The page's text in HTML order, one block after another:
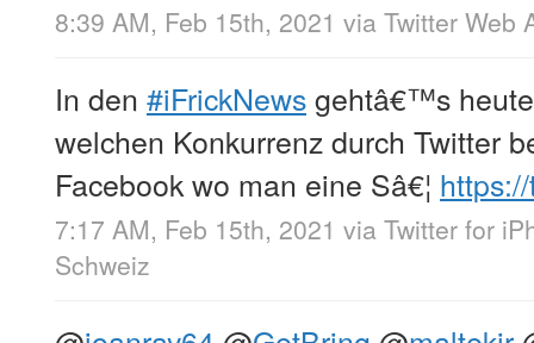
8:39 AM, Feb 15th, 2021 via Twitter Web
In den #iFrickNewsgehtâ€™s
welchen Konkurrenz durch Twitter
Facebook wo man eine Sâ€¦
7:17 AM, Feb 15th, 2021 via Twitter for
Schweiz